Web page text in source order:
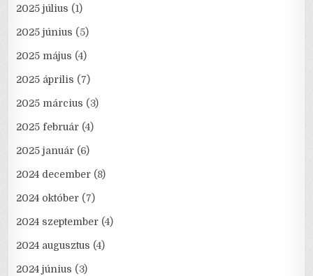
2025 július (1)
2025 június (5)
2025 május (4)
2025 április (7)
2025 március (3)
2025 február (4)
2025 január (6)
2024 december (8)
2024 október (7)
2024 szeptember (4)
2024 augusztus (4)
2024 június (3)